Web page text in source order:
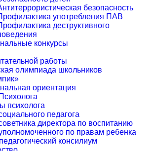
безопасность
употребления ПАВ
деструктивного
конкурсы
работы
олимпиада школьников
ориентация
психолога
педагога
директора по воспитанию
по правам ребенка
консилиум